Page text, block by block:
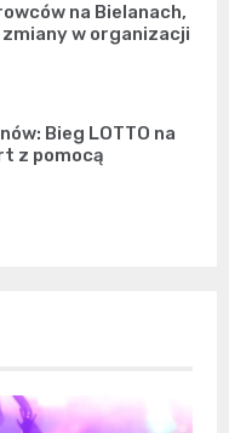
na Bielanach,
zmiany w organizacji
Bieg LOTTO na
z pomocą